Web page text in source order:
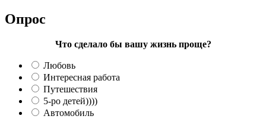
Опрос
Что сделало бы вашу жизнь проще?
Любовь
Интересная работа
Путешествия
5-ро детей))))
Автомобиль